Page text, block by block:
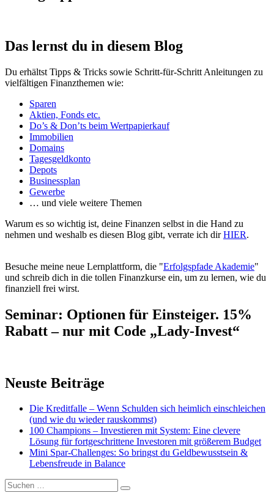
Das lernst du in diesem Blog
Du erhältst Tipps & Tricks sowie Schritt-für-Schritt Anleitungen zu
vielfältigen Finanzthemen wie:
Sparen
Aktien, Fonds etc.
Do’s & Don’ts beim Wertpapierkauf
Immobilien
Domains
Tagesgeldkonto
Depots
Businessplan
Gewerbe
… und viele weitere Themen
Warum es so wichtig ist, deine Finanzen selbst in die Hand zu
nehmen und weshalb es diesen Blog gibt, verrate ich dirHIER.
Besuche meine neue Lernplattform, die "Erfolgspfade Akademie"
und schreib dich in die tollen Finanzkurse ein, um zu lernen, wie du
finanziell frei wirst.
Seminar: Optionen für Einsteiger. 15%
Rabatt – nur mit Code „Lady-Invest“
Neuste Beiträge
Die Kreditfalle – Wenn Schulden sich heimlich einschleichen
(und wie du wieder rauskommst)
100 Champions – Investieren mit System: Eine clevere
Lösung für fortgeschrittene Investoren mit größerem Budget
Mini Spar-Challenges: So bringst du Geldbewusstsein &
Lebensfreude in Balance
Suchen
nach:
Suchen